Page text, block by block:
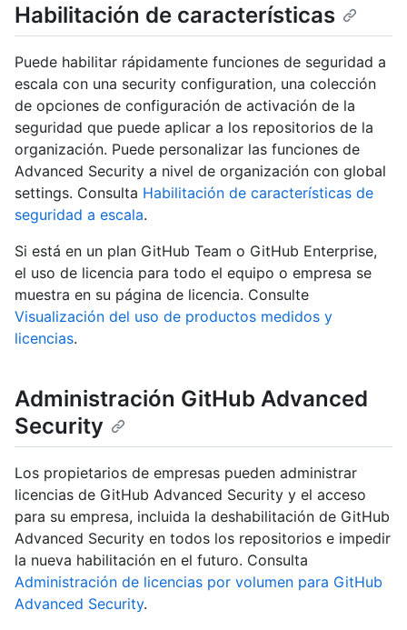
Habilitación de características
Puede habilitar rápidamente funciones de seguridad a
escala con una security configuration, una colección
de opciones de configuración de activación de la
seguridad que puede aplicar a los repositorios de la
organización. Puede personalizar las funciones de
Advanced Security a nivel de organización con global
settings. Consulta Habilitación de características de
seguridad a escala.
Si está en un plan GitHub Team o GitHub Enterprise,
el uso de licencia para todo el equipo o empresa se
muestra en su página de licencia. Consulte
Visualización del uso de productos medidos y
licencias.
Administración GitHub Advanced
Security
Los propietarios de empresas pueden administrar
licencias de GitHub Advanced Security y el acceso
para su empresa, incluida la deshabilitación de GitHub
Advanced Security en todos los repositorios e impedir
la nueva habilitación en el futuro. Consulta
Administración de licencias por volumen para GitHub
Advanced Security.